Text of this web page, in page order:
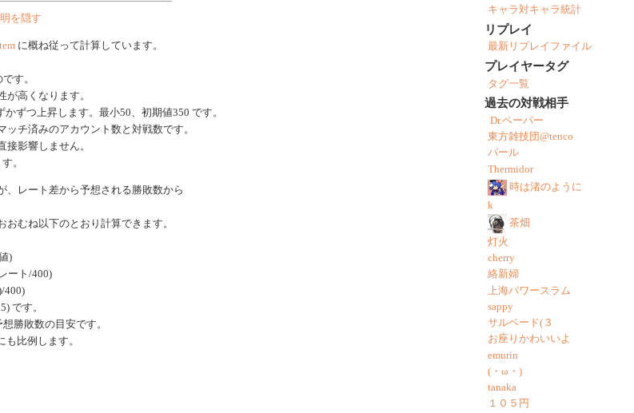
を隠す
に概ね従って計算しています。
す。
が高くなります。
ずつ上昇します。最小50、初期値350 です。
チ済みのアカウント数と対戦数です。
接影響しません。
。
、レート差から予想される勝敗数から
むね以下のとおり計算できます。
)
ート/400)
400)
です。
勝敗数の目安です。
も比例します。
キャラ対キャラ統計
リプレイ
最新リプレイファイル
プレイヤータグ
タグ一覧
過去の対戦相手
Dr.ペーパー
東方雑技団@tenco
パール
Thermidor
時は渚のように
k
茶畑
灯火
cherry
絡新婦
上海パワースラム
sappy
サルベード(３
お座りかわいいよ
emurin
(・ω・)
tanaka
１０５円